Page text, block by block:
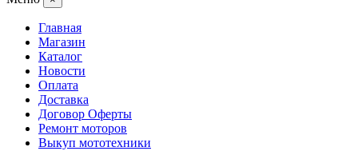
Главная
Магазин
Каталог
Новости
Оплата
Доставка
Договор Оферты
Ремонт моторов
Выкуп мототехники